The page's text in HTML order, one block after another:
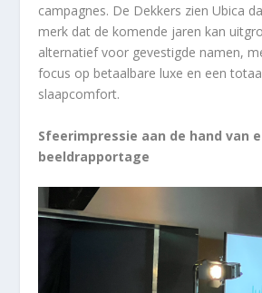
campagnes. De Dekkers zien Ubica
merk dat de komende jaren kan
alternatief voor gevestigde namen,
focus op betaalbare luxe en een
slaapcomfort.
Sfeerimpressie aan de hand van
beeldrapportage